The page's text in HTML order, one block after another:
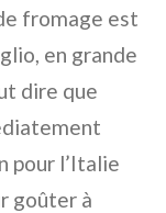
fromage est
en grande
dire que
pour l’Italie
goûter à